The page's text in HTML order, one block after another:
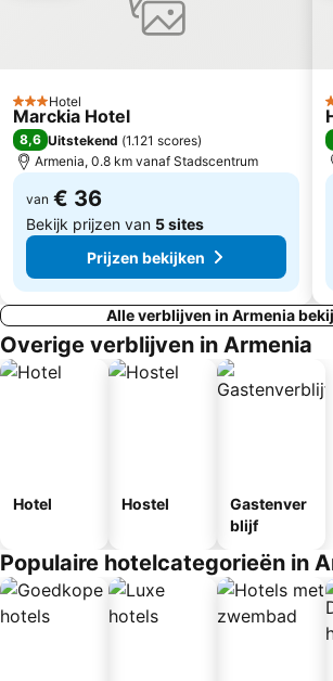
3 Sterren
Hotel
Marckia Hotel
8,6 Uitstekend (1.121 scores)
Armenia, 0.8 km vanaf Stadscentrum
van € 36
Bekijk prijzen van 5 sites
Prijzen bekijken
Alle verblijven in Armenia
Overige verblijven in Armenia
Hotel Hostel
Gastenver
blijf
Populaire hotelcategorieën in